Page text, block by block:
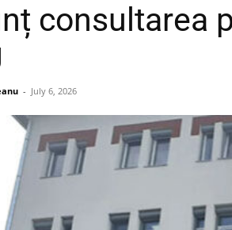
consultarea
- July 6, 2026